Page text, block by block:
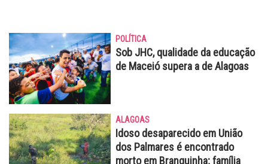
POLÍTICA
Sob JHC, qualidade da educação
de Maceió supera a de Alagoas
ALAGOAS
Idoso desaparecido em União
dos Palmares é encontrado
morto em Branquinha; família